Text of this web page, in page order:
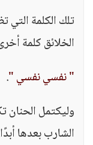
تلك الكلمة
الخلائق كلمة
" نفسي نفسي ".
وليكتمل الحنان
الشارب بعدها